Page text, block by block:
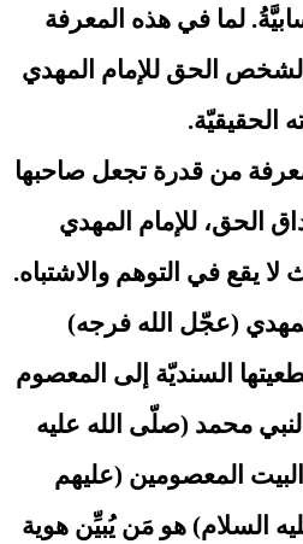
لما في هذه المعرفة
الحق للإمام المهدي
الحقيقيّة.
من قدرة تجعل صاحبها
الحق، للإمام المهدي
يقع في التوهم والاشتباه.
(عجّل الله فرجه)
السنديّة إلى المعصوم
محمد (صلّى الله عليه
المعصومين (عليهم
السلام) هو مَن يُبيِّن هوية